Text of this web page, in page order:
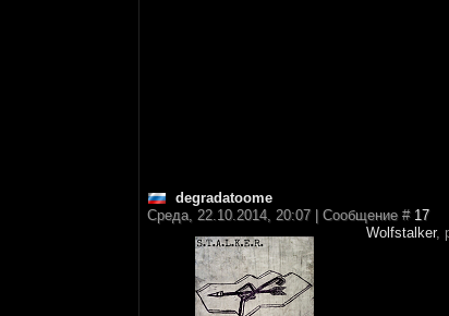
degradatoome
Среда, 22.10.2014, 20:07 | Сообщение # 17
Wolfstalker,